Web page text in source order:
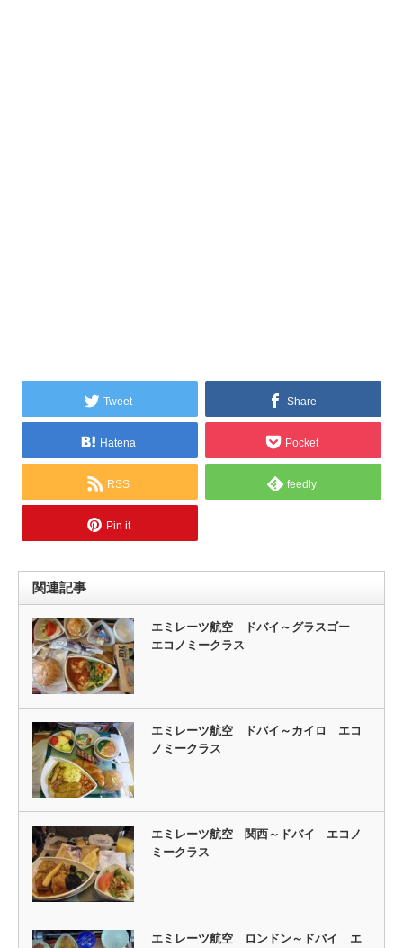
Tweet Share
Hatena Pocket
RSS feedly
Pin it
関連記事
エミレーツ航空 ドバイ～グラスゴー
エコノミークラス
エミレーツ航空 ドバイ～カイロ エコ
ノミークラス
エミレーツ航空 関西～ドバイ エコノ
ミークラス
エミレーツ航空 ロンドン～ドバイ エ